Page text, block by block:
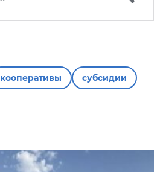
кооперативы субсидии